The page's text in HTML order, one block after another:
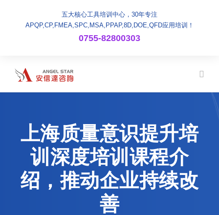
五大核心工具培训中心，30年专注
APQP,CP,FMEA,SPC,MSA,PPAP,8D,DOE,QFD应用培训！
0755-82800303
上海质量意识提升培
训深度培训课程介
绍，推动企业持续改
善